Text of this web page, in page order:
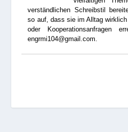
verständlichen Schreibstil
so auf, dass sie im Alltag
oder Kooperationsanfragen
engrmi104@gmail.com.